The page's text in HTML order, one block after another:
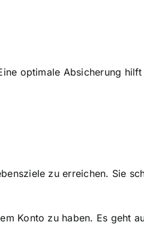
optimale Absicherung hilft
zu erreichen. Sie
Konto zu haben. Es geht